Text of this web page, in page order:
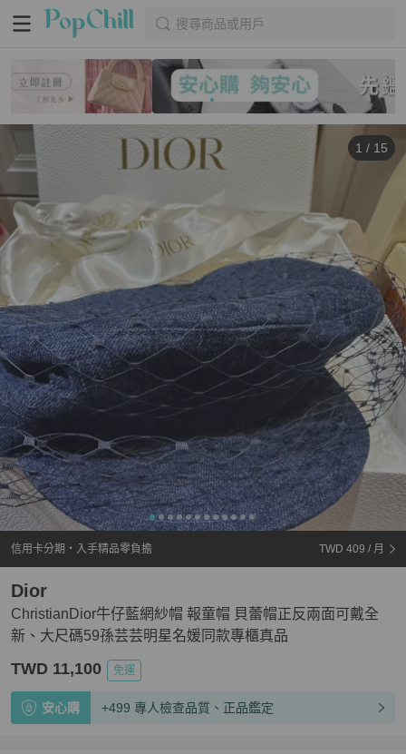
搜尋商品或用戶
1 / 15
信用卡分期・入手精品零負擔 TWD 409 / 月
ChristianDior牛仔藍網紗帽 報童帽 貝蕾帽正反兩面可戴全
新、大尺碼59孫芸芸明星名媛同款專櫃真品
Dior
TWD 11,100 免運
安心購 +499 專人檢查品質、正品鑑定